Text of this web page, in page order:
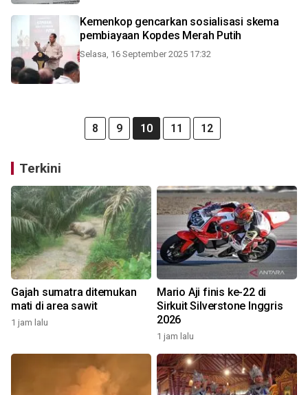
Kemenkop gencarkan sosialisasi skema
pembiayaan Kopdes Merah Putih
Selasa, 16 September 2025 17:32
8 9 10 11 12
Terkini
Gajah sumatra ditemukan
mati di area sawit
1 jam lalu
Mario Aji finis ke-22 di
Sirkuit Silverstone Inggris
2026
1 jam lalu